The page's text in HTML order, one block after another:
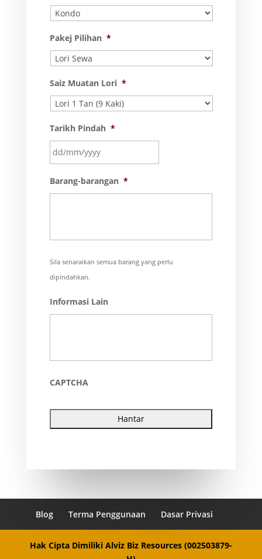
Pakej Pilihan *
Saiz Muatan Lori *
Tarikh Pindah *
slash
Barang-barangan *
Sila senaraikan semua barang yang perlu
dipindahkan.
Informasi Lain
CAPTCHA
Blog Terma Penggunaan Dasar Privasi
Hak Cipta Dimiliki Alviz Biz Resources (002503879-